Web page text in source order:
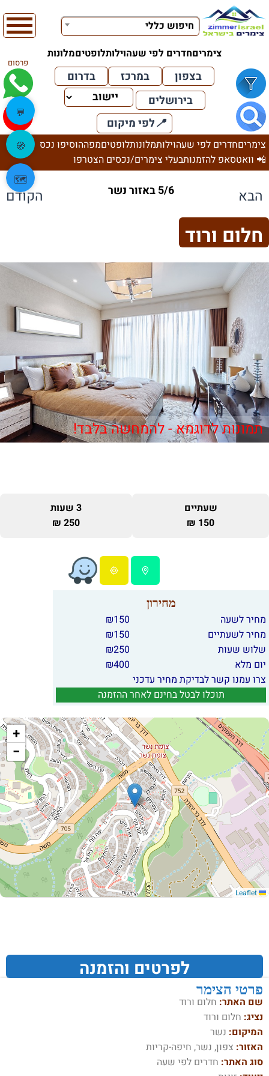
חיפוש כללי
צימריםחדרים לפי שעהוילותלופטיםמלונות
פרסום
בצפון במרכז
בדרום
בירושלים
📍לפי מיקום
צימריםחדרים לפי שעהוילותמלונותלופטיםמפההוסיפו נכס
📲 וואטסאפ להזמנותבעלי צימרים/נכסים הצטרפו
הבא 5/6 באזור נשר הקודם
חלום ורוד
תמונות לדוגמא - להמחשה בלבד!
שעתיים
150 ₪
3 שעות
250 ₪
מחירון
מחיר לשעה 150
₪
מחיר לשעתיים
150
₪
שלוש שעות
250
₪
יום מלא
400
₪
צרו עמנו קשר לבדיקת מחיר עדכני
תוכלו לבטל בחינם לאחר ההזמנה
+
−
Leaflet
לפרטים והזמנה
פרטי הצימר
שם האתר: חלום ורוד
נציג: חלום ורוד
המיקום: נשר
האזור: צפון, נשר, חיפה-קריות
סוג האתר: חדרים לפי שעה
💬
🧭
🗺️